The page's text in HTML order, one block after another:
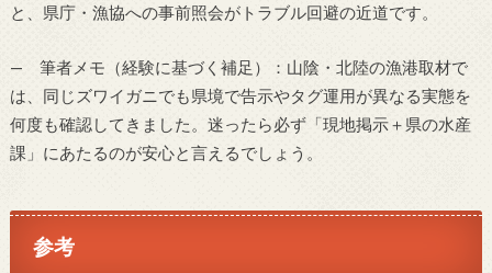
と、県庁・漁協への事前照会がトラブル回避の近道です。
— 筆者メモ（経験に基づく補足）：山陰・北陸の漁港取材で
は、同じズワイガニでも県境で告示やタグ運用が異なる実態を
何度も確認してきました。迷ったら必ず「現地掲示＋県の水産
課」にあたるのが安心と言えるでしょう。
参考